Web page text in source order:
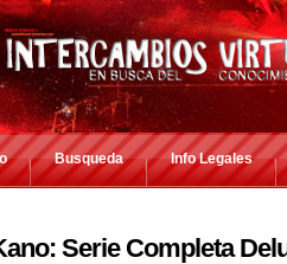
Busqueda Info Legales
Serie Completa